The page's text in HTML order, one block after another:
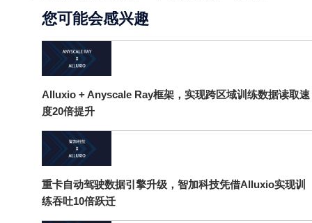
您可能会感兴趣
Alluxio + Anyscale Ray框架，实现跨区域训练数据读取速
度20倍提升
重卡自动驾驶数据引擎升级，智加科技凭借Alluxio实现训
练吞吐10倍跃迁